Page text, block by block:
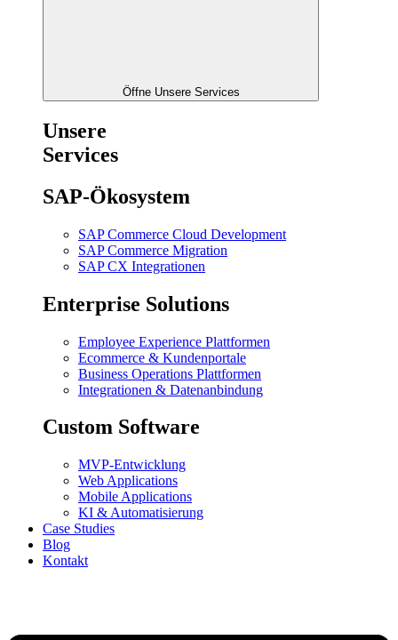
Öffne Unsere Services
Unsere
Services
SAP-Ökosystem
SAP Commerce Cloud Development
SAP Commerce Migration
SAP CX Integrationen
Enterprise Solutions
Employee Experience Plattformen
Ecommerce & Kundenportale
Business Operations Plattformen
Integrationen & Datenanbindung
Custom Software
MVP-Entwicklung
Web Applications
Mobile Applications
KI & Automatisierung
Case Studies
Blog
Kontakt